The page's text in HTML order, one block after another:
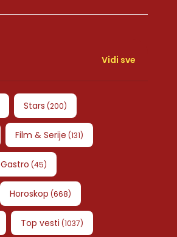
Vidi sve
Stars (200)
Film & Serije (131)
Gastro (45)
Horoskop (668)
Top vesti (1037)